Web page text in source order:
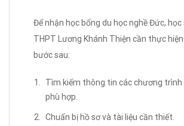
Để nhận học bổng du học nghề Đức,
THPT Lương Khánh Thiện cần thực
bước sau:
Tìm kiếm thông tin các chương trình
phù hợp.
Chuẩn bị hồ sơ và tài liệu cần thiết.